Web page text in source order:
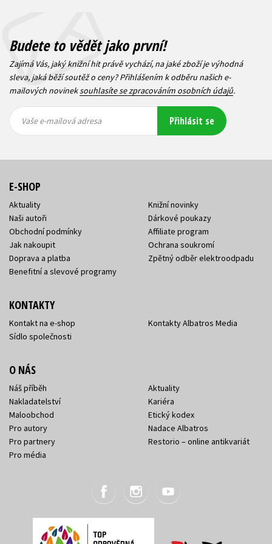
Budete to vědět jako první!
Zajímá Vás, jaký knižní hit právě vychází, na jaké zboží je výhodná
sleva, jaká běží soutěž o ceny? Přihlášením k odběru našich e-
mailových novineksouhlasíte se zpracováním osobních údajů.
mailová
mailová
Vaše e-mailová adresa Přihlásit se
E-SHOP
Aktuality
Naši autoři
Obchodní podmínky
Jak nakoupit
Doprava a platba
Benefitní a slevové programy
Knižní novinky
Dárkové poukazy
Affiliate program
Ochrana soukromí
Zpětný odběr elektroodpadu
KONTAKTY
Kontakt na e-shop
Sídlo společnosti
Kontakty Albatros Media
O NÁS
Náš příběh
Nakladatelství
Maloobchod
Pro autory
Pro partnery
Pro média
Aktuality
Kariéra
Etický kodex
Nadace Albatros
Restorio – online antikvariát